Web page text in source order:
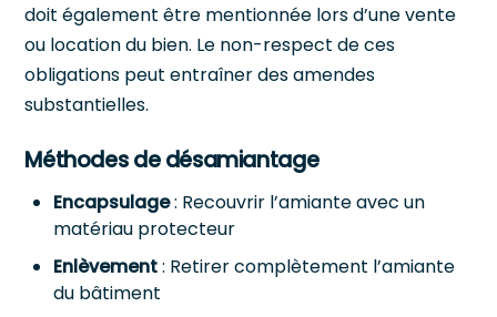
doit également être mentionnée lors d’une vente
ou location du bien. Le non-respect de ces
obligations peut entraîner des amendes
substantielles.
Méthodes de désamiantage
Encapsulage: Recouvrir l’amiante avec un
matériau protecteur
Enlèvement: Retirer complètement l’amiante
du bâtiment